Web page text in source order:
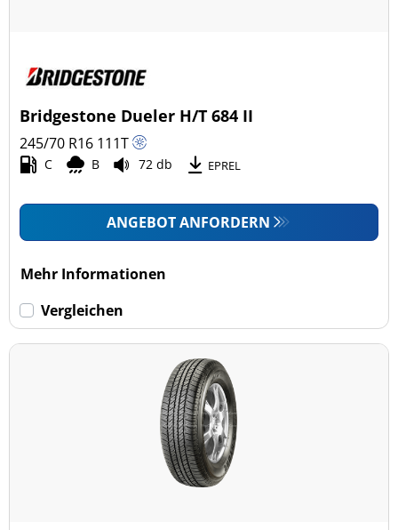
Bridgestone Dueler H/T 684 II
245/70 R16 111T
C B 72 db EPREL
ANGEBOT ANFORDERN
Mehr Informationen
Vergleichen